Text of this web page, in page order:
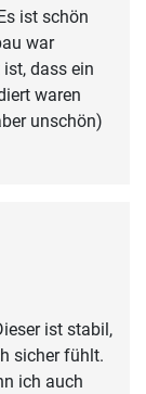
ist schön
war
dass ein
waren
unschön)
ist stabil,
sicher fühlt.
ich auch